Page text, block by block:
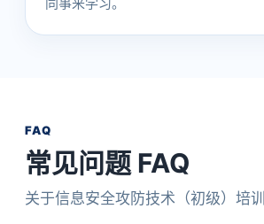
FAQ
常见问题 FAQ
关于信息安全攻防技术（初级）培